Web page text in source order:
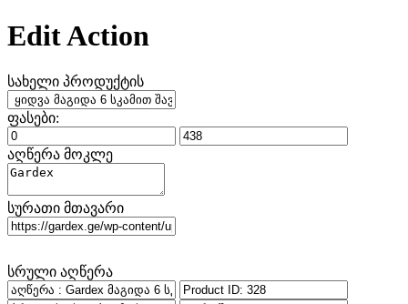
Edit Action
სახელი პროდუქტის
ფასები:
აღწერა მოკლე
სურათი მთავარი
სრული აღწერა